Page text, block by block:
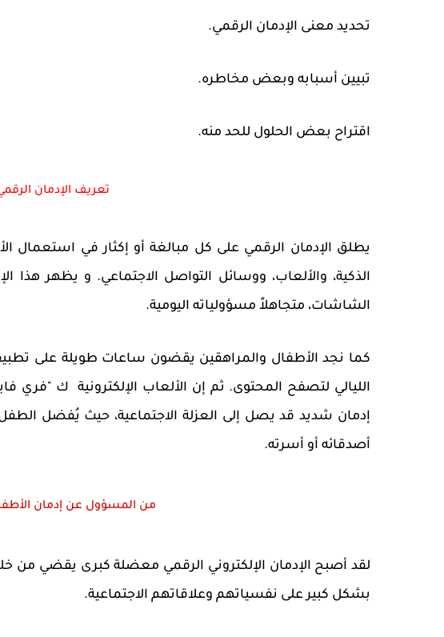
تحديد معنى الإدمان الرقمي.
تبيين أسبابه وبعض مخاطره.
اقتراح بعض الحلول للحد منه.
تعريف الإدمان
يطلق الإدمان الرقمي على كل مبالغة أو إكثار في استعمال
الذكية، والألعاب، ووسائل التواصل الاجتماعي. و يظهر
الشاشات، متجاهلاً مسؤولياته اليومية.
كما نجد الأطفال والمراهقين يقضون ساعات طويلة على
الليالي لتصفح المحتوى. ثم إن الألعاب الإلكترونية ك "فري
إدمان شديد قد يصل إلى العزلة الاجتماعية، حيث يُفضل
أصدقائه أو أسرته.
من المسؤول عن إدمان
لقد أصبح الإدمان الإلكتروني الرقمي معضلة كبرى يقضي من
بشكل كبير على نفسياتهم وعلاقاتهم الاجتماعية.